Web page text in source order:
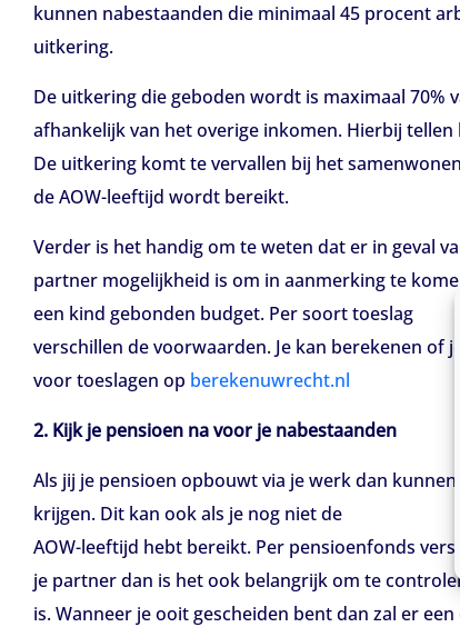
kunnen nabestaanden die minimaal 45 procent
uitkering.
De uitkering die geboden wordt is maximaal 70%
afhankelijk van het overige inkomen. Hierbij
De uitkering komt te vervallen bij het
de AOW-leeftijd wordt bereikt.
Verder is het handig om te weten dat er in geval
partner mogelijkheid is om in aanmerking te
een kind gebonden budget. Per soort toeslag
verschillen de voorwaarden. Je kan berekenen of
voor toeslagen op berekenuwrecht.nl
2. Kijk je pensioen na voor je nabestaanden
Als jij je pensioen opbouwt via je werk dan
krijgen. Dit kan ook als je nog niet de
AOW-leeftijd hebt bereikt. Per pensioenfonds
je partner dan is het ook belangrijk om te
is. Wanneer je ooit gescheiden bent dan zal er